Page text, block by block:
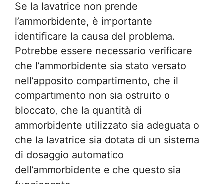
Se la lavatrice non prende
l’ammorbidente, è importante
identificare la causa del problema.
Potrebbe essere necessario verificare
che l’ammorbidente sia stato versato
nell’apposito compartimento, che il
compartimento non sia ostruito o
bloccato, che la quantità di
ammorbidente utilizzato sia adeguata o
che la lavatrice sia dotata di un sistema
di dosaggio automatico
dell’ammorbidente e che questo sia